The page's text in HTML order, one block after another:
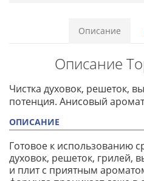
Описание
Описание
Чистка духовок, решеток,
потенция. Анисовый аромат
ОПИСАНИЕ
Готовое к использованию
духовок, решеток, грилей,
и плит с приятным